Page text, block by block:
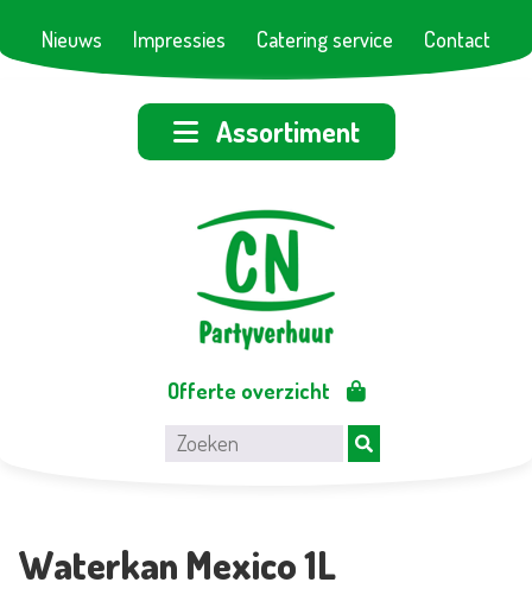
Nieuws Impressies Catering service Contact
Assortiment
Offerte overzicht
Waterkan Mexico 1L